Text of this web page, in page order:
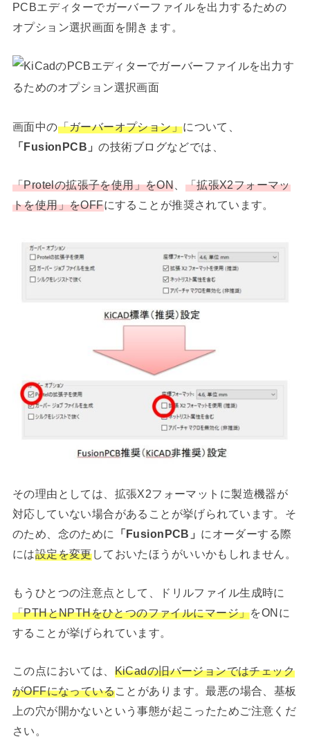
PCBエディターでガーバーファイルを出力するための
オプション選択画面を開きます。
画面中の「ガーバーオプション」について、
「FusionPCB」の技術ブログなどでは、
「Protelの拡張子を使用」をON
「拡張X2フォーマッ
トを使用」をOFFにすることが推奨されています。
その理由としては、拡張X2フォーマットに製造機器が
対応していない場合があることが挙げられています。そ
のため、念のために
「FusionPCB」 にオーダーする際
には設定を変更しておいたほうがいいかもしれません。
もうひとつの注意点として、ドリルファイル生成時に
「PTHとNPTHをひとつのファイルにマージ」をONに
することが挙げられています。
この点においては、 KiCadの旧バージョンではチェック
がOFFになっていることがあります。最悪の場合、基板
上の穴が開かないという事態が起こったためご注意くだ
さい。